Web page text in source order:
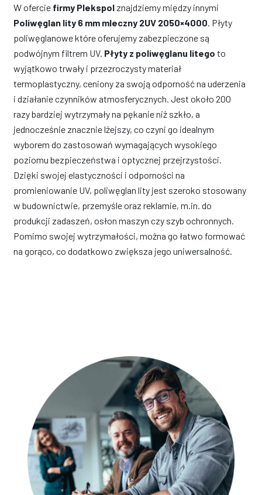
W ofercie firmy Plekspol znajdziemy między innymi
Poliwęglan lity 6 mm mleczny 2UV 2050×4000. Płyty
poliwęglanowe które oferujemy zabezpieczone są
podwójnym filtrem UV. Płyty z poliwęglanu litego to
wyjątkowo trwały i przezroczysty materiał
termoplastyczny, ceniony za swoją odporność na uderzenia
i działanie czynników atmosferycznych. Jest około 200
razy bardziej wytrzymały na pękanie niż szkło, a
jednocześnie znacznie lżejszy, co czyni go idealnym
wyborem do zastosowań wymagających wysokiego
poziomu bezpieczeństwa i optycznej przejrzystości.
Dzięki swojej elastyczności i odporności na
promieniowanie UV, poliwęglan lity jest szeroko stosowany
w budownictwie, przemyśle oraz reklamie, m.in. do
produkcji zadaszeń, osłon maszyn czy szyb ochronnych.
Pomimo swojej wytrzymałości, można go łatwo formować
na gorąco, co dodatkowo zwiększa jego uniwersalność.